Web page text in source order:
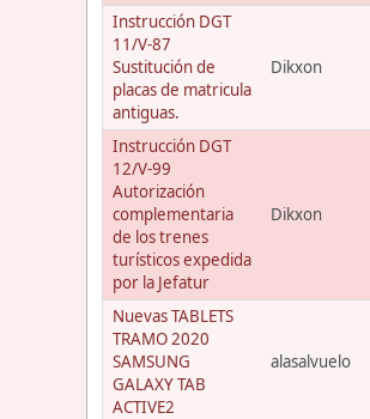
Instrucción DGT
11/V-87
Sustitución de
placas de matricula
antiguas.
Dikxon
Instrucción DGT
12/V-99
Autorización
complementaria
de los trenes
turísticos expedida
por la Jefatur
Dikxon
Nuevas TABLETS
TRAMO 2020
SAMSUNG
GALAXY TAB
ACTIVE2
alasalvuelo